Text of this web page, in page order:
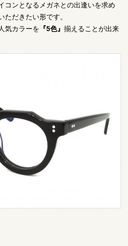
コンとなるメガネとの出逢いを求め
ただきたい形です。
気カラーを 『5色』 揃えることが出来